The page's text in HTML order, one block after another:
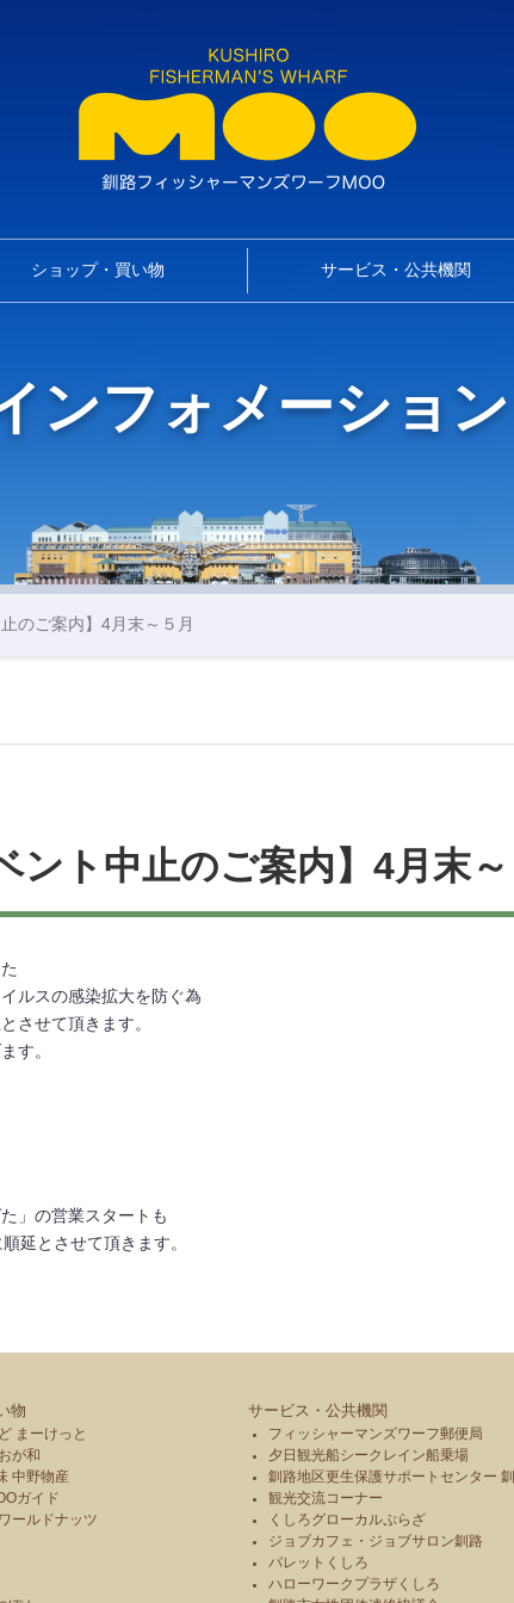
ショップ・買い物 サービス・公共機関
ンフォメーション
のご案内】4月末～５月
ント中止のご案内】4月末
ルスの感染拡大を防ぐ為
させて頂きます。
す。
」の営業スタートも
延とさせて頂きます。
物
まーけっと
が和
中野物産
ガイド
ールドナッツ
サービス・公共機関
フィッシャーマンズワーフ郵便局
夕日観光船シークレイン船乗場
釧路地区更生保護サポートセンター
観光交流コーナー
くしろグローカルぷらざ
ジョブカフェ・ジョブサロン釧路
パレットくしろ
ハローワークプラザくしろ